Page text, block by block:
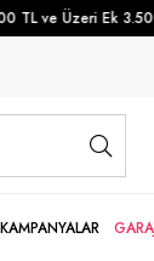
ve Üzeri Ek 3.500
KAMPANYALAR